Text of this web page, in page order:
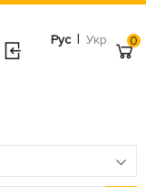
Рус | Укр 0